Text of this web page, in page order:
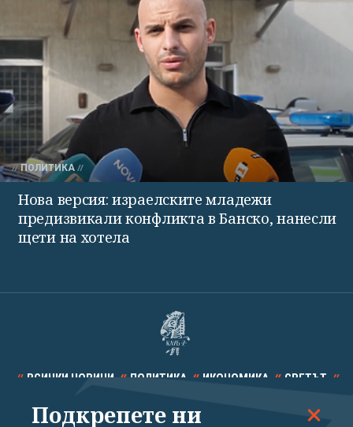
ПОЛИТИКА
Нова версия: израелските младежи
предизвикали конфликта в Банско, нанесли
щети на хотела
ВСИЧКИ НОВИНИ ПОЛИТИКА ИКОНОМИКА СВЕТЪТ
СПОРТ КУЛТУРА ТЕХНОЛОГИИ КАЛЕЙДОСКОП
Подкрепете ни